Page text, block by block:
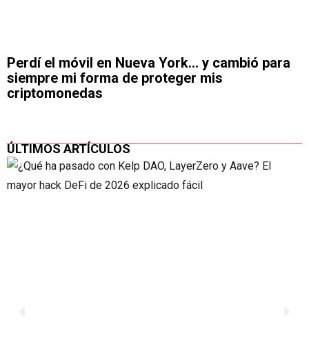
Perdí el móvil en Nueva York… y cambió para
siempre mi forma de proteger mis
criptomonedas
ÚLTIMOS ARTÍCULOS